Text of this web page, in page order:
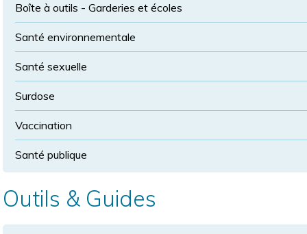
Boîte à outils - Garderies et écoles
Santé environnementale
Santé sexuelle
Surdose
Vaccination
Santé publique
Outils & Guides